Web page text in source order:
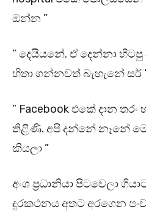
ඔන්න ”
” දෙයියනේ. ඒ දෙන්නා
හිතා ගන්නවත් බැහැනේ සර්
” Facebook එකේ දාන
තිළිණි. අපි දන්නේ නෑනේ
කියලා ”
අංශ ප්‍රධානියා පිටවෙලා
දුරකථනය අතට අරගෙන